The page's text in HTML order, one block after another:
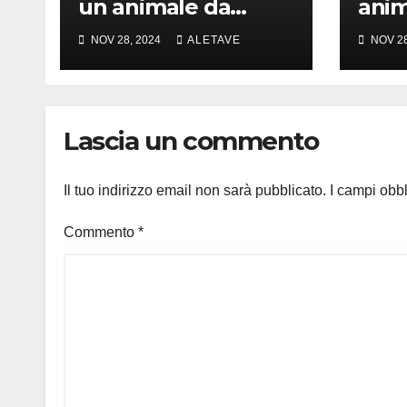
un animale da
amare
NOV 28, 2024 ALETAVE NOV
Lascia un commento
Il tuo indirizzo email non sarà pubblicato. I campi
Commento *